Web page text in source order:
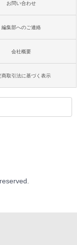
お問い合わせ
編集部へのご連絡
会社概要
商取引法に基づく表示